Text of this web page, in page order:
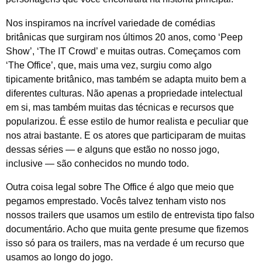
Nos inspiramos na incrível variedade de comédias
britânicas que surgiram nos últimos 20 anos, como ‘Peep
Show’, ‘The IT Crowd’ e muitas outras. Começamos com
‘The Office’, que, mais uma vez, surgiu como algo
tipicamente britânico, mas também se adapta muito bem a
diferentes culturas. Não apenas a propriedade intelectual
em si, mas também muitas das técnicas e recursos que
popularizou. É esse estilo de humor realista e peculiar que
nos atrai bastante. E os atores que participaram de muitas
dessas séries — e alguns que estão no nosso jogo,
inclusive — são conhecidos no mundo todo.
Outra coisa legal sobre The Office é algo que meio que
pegamos emprestado. Vocês talvez tenham visto nos
nossos trailers que usamos um estilo de entrevista tipo falso
documentário. Acho que muita gente presume que fizemos
isso só para os trailers, mas na verdade é um recurso que
usamos ao longo do jogo.